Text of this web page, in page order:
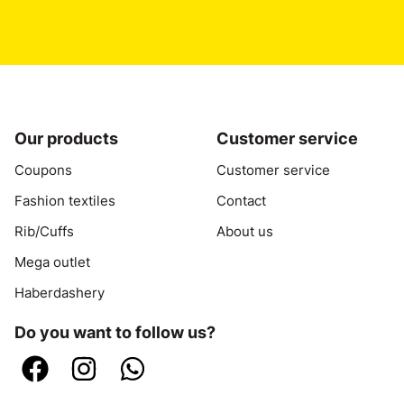
Our products
Coupons
Fashion textiles
Rib/Cuffs
Mega outlet
Haberdashery
Customer service
Customer service
Contact
About us
Do you want to follow us?